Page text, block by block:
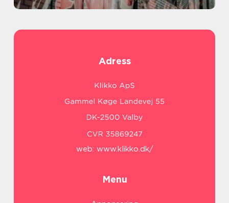
Adress
web: www.klikko.dk/
Menu